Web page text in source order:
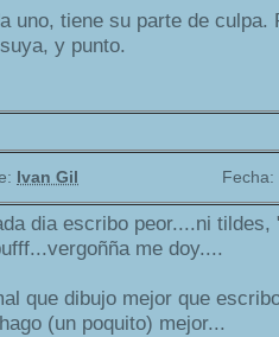
uno, tiene su parte de culpa.
y punto.
Ivan Gil Fecha:
dia escribo peor....ni tildes,
me doy....
que dibujo mejor que
(un poquito) mejor...